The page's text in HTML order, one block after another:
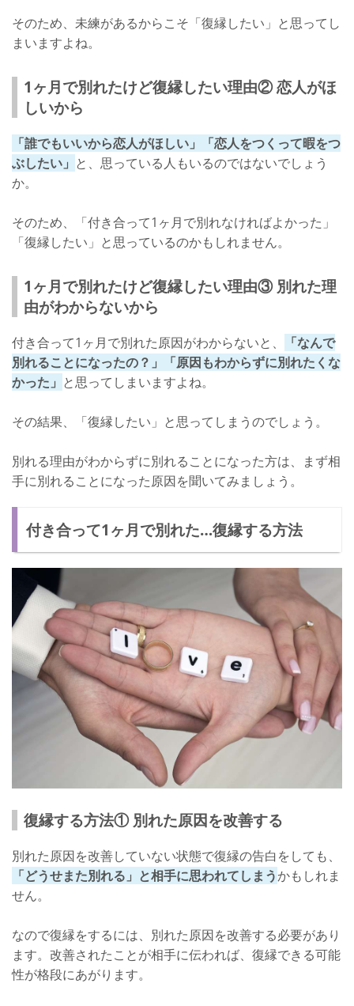
そのため、未練があるからこそ「復縁したい」と思ってし
まいますよね。
1ヶ月で別れたけど復縁したい理由② 恋人がほ
しいから
「誰でもいいから恋人がほしい」「恋人をつくって暇をつ
ぶしたい」 と、思っている人もいるのではないでしょう
か。
そのため、「付き合って1ヶ月で別れなければよかった」
「復縁したい」と思っているのかもしれません。
1ヶ月で別れたけど復縁したい理由③ 別れた理
由がわからないから
付き合って1ヶ月で別れた原因がわからないと、
「なんで
別れることになったの？」「原因もわからずに別れたくな
かった」 と思ってしまいますよね。
その結果、「復縁したい」と思ってしまうのでしょう。
別れる理由がわからずに別れることになった方は、まず相
手に別れることになった原因を聞いてみましょう。
付き合って1ヶ月で別れた…復縁する方法
復縁する方法① 別れた原因を改善する
別れた原因を改善していない状態で復縁の告白をしても、
「どうせまた別れる」と相手に思われてしまうかもしれま
せん。
なので復縁をするには、別れた原因を改善する必要があり
ます。改善されたことが相手に伝われば、復縁できる可能
性が格段にあがります。